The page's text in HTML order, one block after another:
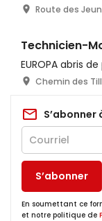
Route des
Technicien-
EUROPA abris
Chemin des
S’abonner
En soumettant ce
et notre politique de